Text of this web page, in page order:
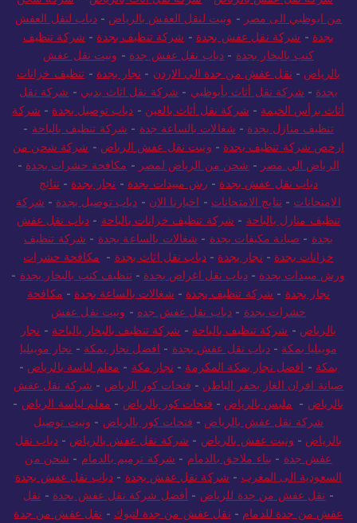
من ابوظبي الى مصر - ونيت لنقل العفش بالرياض -دباب لنقل العفش
بجدة - شركة نقل عفش بجدة - شركة تنظيف بجدة - شركة تنظيف
كنب بالبخار بجدة - دباب نقل عفش جدة - ونيت نقل عفش
بالرياض - نقل عفش من جدة الي الاردن - نجار بجدة - تنظيف خزانات
بجدة - شركة نقل أثاث بأبوظبي - شركة نقل اثاث بدبي - شركة نقل
أثاث برأس الخيمة - شركة نقل أثاث بالعين - دباب توصيل بجدة - شركة
تنظيف منازل بجدة - شغالات بالساعة جدة - شركة تنظيف بالباحة -
ارخص شركة تنظيف بجدة - ونيت نقل عفش الرياض - شركة شحن من
الرياض الي مصر - شحن من الرياض لمصر - مكافحة حشرات بجدة -
دباب نقل عفش بجدة - رش مبيدات بجدة - نجار بجدة - نتائج
الامتحانات - نتايج الامتحانات - اخبارنا الان - دباب توصيل بجدة - شركة
تنظيف منازل بالباحة - شركة تنظيف خزانات بالباحة - دباب نقل عفش
بجدة - صيانة مكيفات بجدة - شغالات بالساعة بجدة - شركة تنظيف
خزانات بجدة - نجار بجدة - دباب نقل اثاث بجدة - مكافحة حشرات
ورش مبيدات بجدة -دباب نقل اغراض بجدة -تنظيف كنب بالبخار بجدة -
نجار بجدة - شركة تنظيف بجدة - شغالات بالساعة بجدة - مكافحة
حشرات بجدة - دباب نقل عفش جده - ونيت نقل عفش
بالرياض - شركة تنظيف بالباحة - شركة تنظيف بالبخار بالباحة - نجار
موبيليا بمكة -دباب نقل عفش بجدة - افضل نجار بمكة - نجار موبيليا
بمكة - افضل نجار بمكة المكرمة - نجار مكة - معلم لياسة بالرياض -
صيانة افران الغاز بحفر الباطن - فتحات كور الرياض - شركة نقل عفش
بالرياض - مليس بالرياض - فتحات كور بالرياض - معلم لياسة الرياض -
شركة نقل عفش بالرياض - فتحات كور بالرياض - ونيت توصيل
بالرياض - ونيت عفش بالرياض - شركة نقل عفش بالرياض -دباب نقل
عفش جدة - بناء ملاحق بالدمام - شركة ترميم بالدمام - شحن من
السعودية الى المغرب - شركة نقل عفش بجدة - دباب نقل عفش بجدة
- نقل عفش من جدة للرياض - أفضل شركة نقل عفش بجدة - نقل
عفش من جدة للدمام - نقل عفش من جدة لتبوك - نقل عفش من جدة